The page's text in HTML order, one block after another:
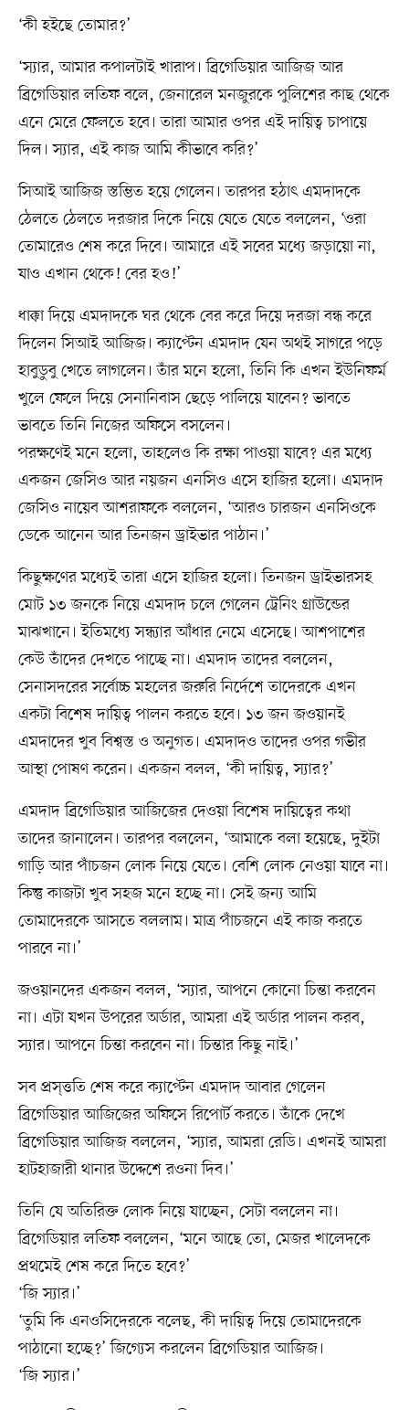
‘কী হইছে তোমার?’
‘স্যার, আমার কপালটাই খারাপ। ব্রিগেডিয়ার আজিজ আর
ব্রিগেডিয়ার লতিফ বলে, জেনারেল মনজুরকে পুলিশের কাছ থেকে
এনে মেরে ফেলতে হবে। তারা আমার ওপর এই দায়িত্ব চাপায়ে
দিল। স্যার, এই কাজ আমি কীভাবে করি?’
সিআই আজিজ স্তম্ভিত হয়ে গেলেন। তারপর হঠাৎ এমদাদকে
ঠেলতে ঠেলতে দরজার দিকে নিয়ে যেতে যেতে বললেন, ‘ওরা
তোমারেও শেষ করে দিবে। আমারে এই সবের মধ্যে জড়ায়ো না,
যাও এখান থেকে! বের হও!’
ধাক্কা দিয়ে এমদাদকে ঘর থেকে বের করে দিয়ে দরজা বন্ধ করে
দিলেন সিআই আজিজ। ক্যাপ্টেন এমদাদ যেন অথই সাগরে পড়ে
হাবুডুবু খেতে লাগলেন। তাঁর মনে হলো, তিনি কি এখন ইউনিফর্ম
খুলে ফেলে দিয়ে সেনানিবাস ছেড়ে পালিয়ে যাবেন? ভাবতে
ভাবতে তিনি নিজের অফিসে বসলেন।
পরক্ষণেই মনে হলো, তাহলেও কি রক্ষা পাওয়া যাবে? এর মধ্যে
একজন জেসিও আর নয়জন এনসিও এসে হাজির হলো। এমদাদ
জেসিও নায়েব আশরাফকে বললেন, ‘আরও চারজন এনসিওকে
ডেকে আনেন আর তিনজন ড্রাইভার পাঠান।’
কিছুক্ষণের মধ্যেই তারা এসে হাজির হলো। তিনজন ড্রাইভারসহ
মোট ১৩ জনকে নিয়ে এমদাদ চলে গেলেন ট্রেনিং গ্রাউন্ডের
মাঝখানে। ইতিমধ্যে সন্ধ্যার আঁধার নেমে এসেছে। আশপাশের
কেউ তাঁদের দেখতে পাচ্ছে না। এমদাদ তাদের বললেন,
সেনাসদরের সর্বোচ্চ মহলের জরুরি নির্দেশে তাদেরকে এখন
একটা বিশেষ দায়িত্ব পালন করতে হবে। ১৩ জন জওয়ানই
এমদাদের খুব বিশ্বস্ত ও অনুগত। এমদাদও তাদের ওপর গভীর
আস্থা পোষণ করেন। একজন বলল, ‘কী দায়িত্ব, স্যার?’
এমদাদ ব্রিগেডিয়ার আজিজের দেওয়া বিশেষ দায়িত্বের কথা
তাদের জানালেন। তারপর বললেন, ‘আমাকে বলা হয়েছে, দুইটা
গাড়ি আর পাঁচজন লোক নিয়ে যেতে। বেশি লোক নেওয়া যাবে না।
কিন্তু কাজটা খুব সহজ মনে হচ্ছে না। সেই জন্য আমি
তোমাদেরকে আসতে বললাম। মাত্র পাঁচজনে এই কাজ করতে
পারবে না।’
জওয়ানদের একজন বলল, ‘স্যার, আপনে কোনো চিন্তা করবেন
না। এটা যখন উপরের অর্ডার, আমরা এই অর্ডার পালন করব,
স্যার। আপনে চিন্তা করবেন না। চিন্তার কিছু নাই।’
সব প্রস্ত্ততি শেষ করে ক্যাপ্টেন এমদাদ আবার গেলেন
ব্রিগেডিয়ার আজিজের অফিসে রিপোর্ট করতে। তাঁকে দেখে
ব্রিগেডিয়ার আজিজ বললেন, ‘স্যার, আমরা রেডি। এখনই আমরা
হাটহাজারী থানার উদ্দেশে রওনা দিব।’
তিনি যে অতিরিক্ত লোক নিয়ে যাচ্ছেন, সেটা বললেন না।
ব্রিগেডিয়ার লতিফ বললেন, ‘মনে আছে তো, মেজর খালেদকে
প্রথমেই শেষ করে দিতে হবে?’
‘জি স্যার।’
‘তুমি কি এনওসিদেরকে বলেছ, কী দায়িত্ব দিয়ে তোমাদেরকে
পাঠানো হচ্ছে?’ জিগ্যেস করলেন ব্রিগেডিয়ার আজিজ।
‘জি স্যার।’